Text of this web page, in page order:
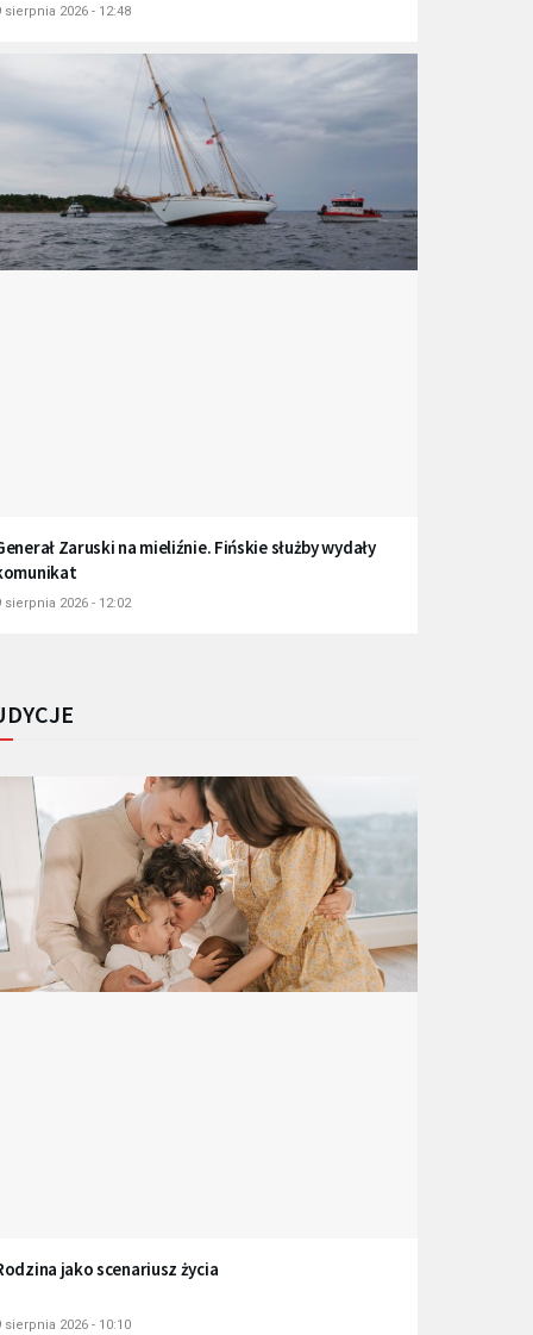
sierpnia 2026 - 12:48
Zaruski na mieliźnie. Fińskie służby wydały
sierpnia 2026 - 12:02
jako scenariusz życia
sierpnia 2026 - 10:10